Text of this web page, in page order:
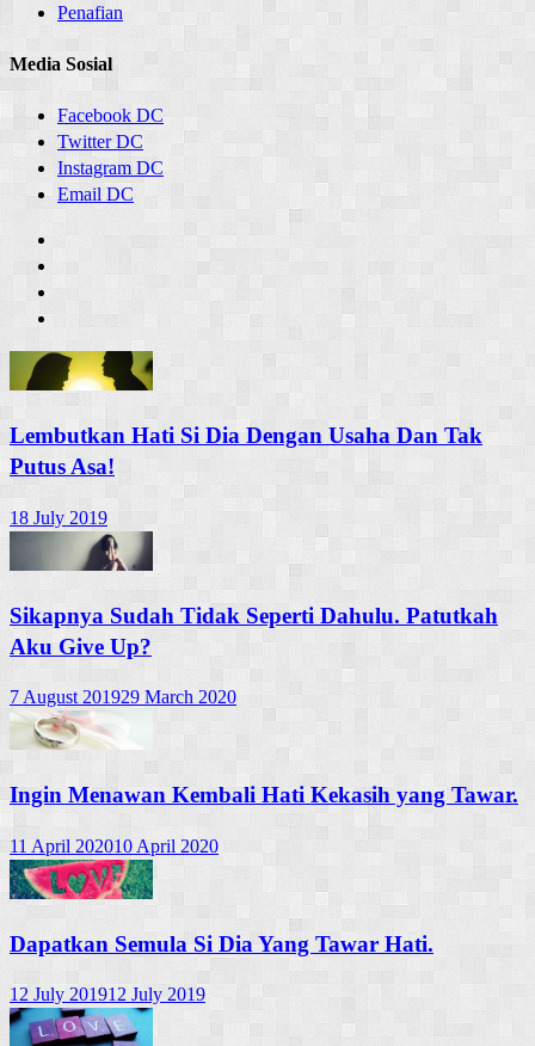
Penafian
Media Sosial
Facebook DC
Twitter DC
Instagram DC
Email DC
Lembutkan Hati Si Dia Dengan Usaha Dan Tak
Putus Asa!
18 July 2019
Sikapnya Sudah Tidak Seperti Dahulu. Patutkah
Aku Give Up?
7 August 201929 March 2020
Ingin Menawan Kembali Hati Kekasih yang Tawar.
11 April 202010 April 2020
Dapatkan Semula Si Dia Yang Tawar Hati.
12 July 201912 July 2019